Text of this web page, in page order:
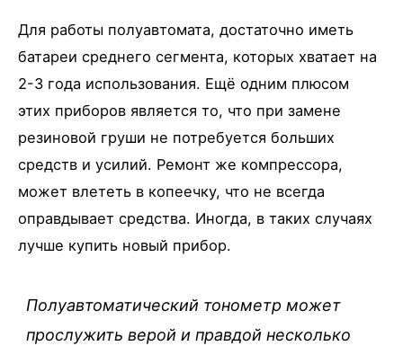
Для работы полуавтомата, достаточно иметь
батареи среднего сегмента, которых хватает на
2-3 года использования. Ещё одним плюсом
этих приборов является то, что при замене
резиновой груши не потребуется больших
средств и усилий. Ремонт же компрессора,
может влететь в копеечку, что не всегда
оправдывает средства. Иногда, в таких случаях
лучше купить новый прибор.
Полуавтоматический тонометр может
прослужить верой и правдой несколько